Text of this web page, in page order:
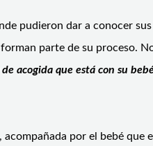
pudieron dar a conocer
parte de su proceso.
acogida que está con su
acompañada por el bebé